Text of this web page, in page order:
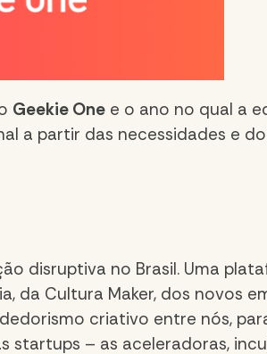
Geekie One e o ano no qual a
a partir das necessidades e
disruptiva no Brasil. Uma
da Cultura Maker, dos novos
criativo entre nós,
startups – as aceleradoras,